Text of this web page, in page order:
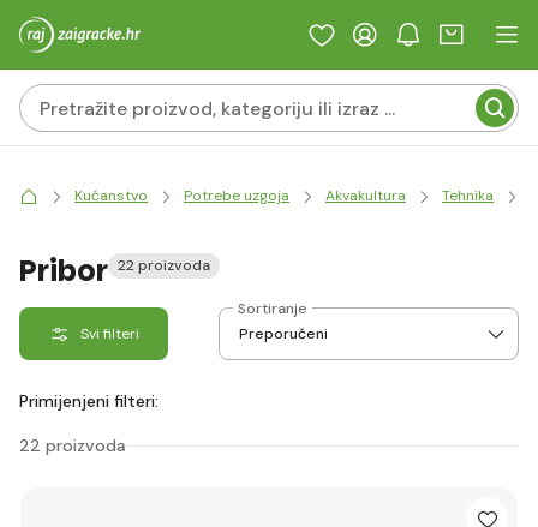
Kućanstvo Potrebe uzgoja Akvakultura Tehnika
Pribor 22 proizvoda
Svi filteri
Sortiranje
Primijenjeni filteri:
22 proizvoda